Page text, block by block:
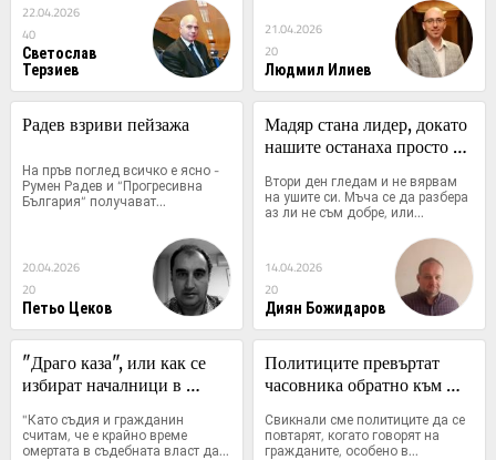
22.04.2026
40
Светослав
Терзиев
21.04.2026
20
Людмил Илиев
Радев взриви пейзажа
На пръв поглед всичко е ясно -
Румен Радев и “Прогресивна
България“ получават...
20.04.2026
20
Петьо Цеков
Мадяр стана лидер, докато
нашите останаха просто
Втори ден гледам и не вярвам
на ушите си. Мъча се да разбера
аз ли не съм добре, или...
14.04.2026
20
Диян Божидаров
"Драго каза", или как се
избират началници в
"Като съдия и гражданин
считам, че е крайно време
омертата в съдебната власт да...
Политиците превъртат
часовника обратно към
Свикнали сме политиците да се
повтарят, когато говорят на
гражданите, особено в...